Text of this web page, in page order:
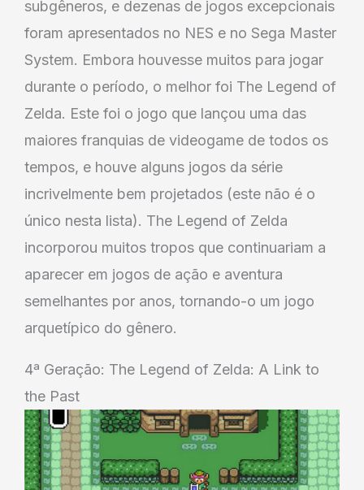
subgêneros, e dezenas de jogos excepcionais
foram apresentados no NES e no Sega Master
System. Embora houvesse muitos para jogar
durante o período, o melhor foi The Legend of
Zelda. Este foi o jogo que lançou uma das
maiores franquias de videogame de todos os
tempos, e houve alguns jogos da série
incrivelmente bem projetados (este não é o
único nesta lista). The Legend of Zelda
incorporou muitos tropos que continuariam a
aparecer em jogos de ação e aventura
semelhantes por anos, tornando-o um jogo
arquetípico do gênero.
4ª Geração: The Legend of Zelda: A Link to
the Past